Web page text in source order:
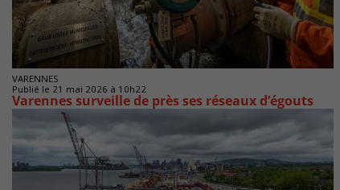
VARENNES
Publié le 21 mai 2026 à 10h22
Varennes surveille de près ses réseaux d’égouts